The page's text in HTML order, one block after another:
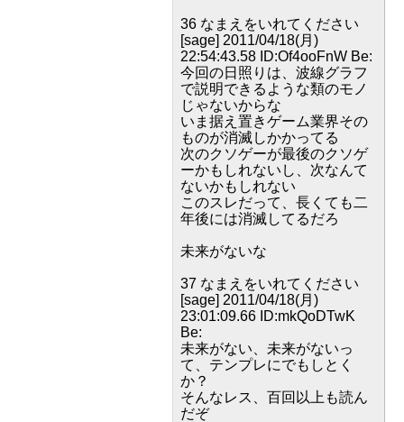
36 なまえをいれてください
[sage] 2011/04/18(月)
22:54:43.58 ID:Of4ooFnW Be:
今回の日照りは、波線グラフ
で説明できるような類のモノ
じゃないからな
いま据え置きゲーム業界その
ものが消滅しかかってる
次のクソゲーが最後のクソゲ
ーかもしれないし、次なんて
ないかもしれない
このスレだって、長くても二
年後には消滅してるだろ
未来がないな
37 なまえをいれてください
[sage] 2011/04/18(月)
23:01:09.66 ID:mkQoDTwK
Be:
未来がない、未来がないっ
て、テンプレにでもしとく
か？
そんなレス、百回以上も読ん
だぞ